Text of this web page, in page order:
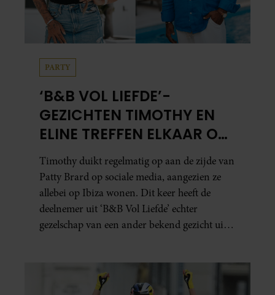
PARTY
‘B&B VOL LIEFDE’-
GEZICHTEN TIMOTHY EN
ELINE TREFFEN ELKAAR OP
IBIZA
Timothy duikt regelmatig op aan de zijde van
Patty Brard op sociale media, aangezien ze
allebei op Ibiza wonen. Dit keer heeft de
deelnemer uit ‘B&B Vol Liefde’ echter
gezelschap van een ander bekend gezicht uit